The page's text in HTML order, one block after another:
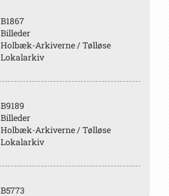
B1867
Billeder
Holbæk-Arkiverne / Tølløse
Lokalarkiv
B9189
Billeder
Holbæk-Arkiverne / Tølløse
Lokalarkiv
B5773